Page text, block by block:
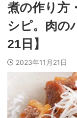
煮の作り方
シピ。肉の
21日】
2023年11月21日